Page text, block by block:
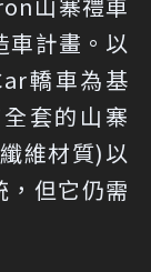
計畫。以
轎車為基
套的山寨
維材質)以
，但它仍需